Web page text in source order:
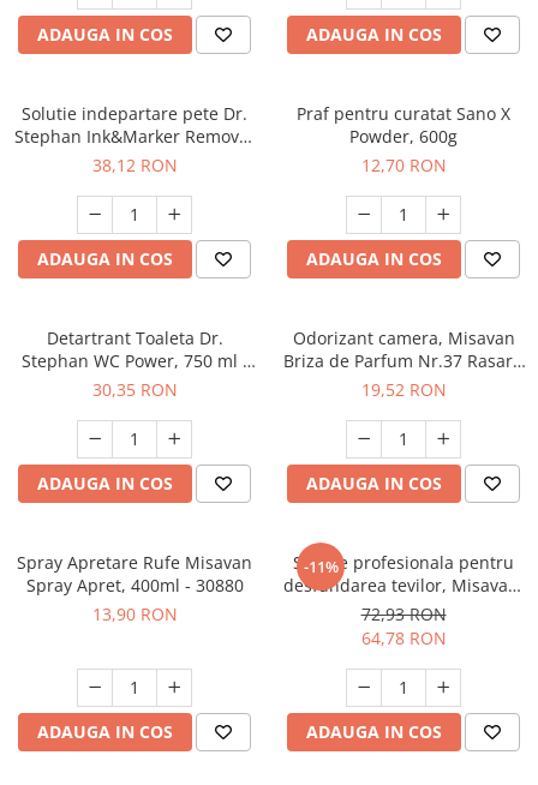
ADAUGA IN COS ADAUGA IN COS
Solutie indepartare pete Dr.
Stephan Ink&Marker Remover
750ml - 90013416
38,12 RON
ADAUGA IN COS
Praf pentru curatat Sano X
Powder, 600g
12,70 RON
ADAUGA IN COS
Detartrant Toaleta Dr.
Stephan WC Power, 750 ml -
90013478
30,35 RON
ADAUGA IN COS
Odorizant camera, Misavan
Briza de Parfum Nr.37 Rasarit
in Sardinia 200 ml - 90034916
19,52 RON
ADAUGA IN COS
Spray Apretare Rufe Misavan
Spray Apret, 400ml - 30880
13,90 RON
ADAUGA IN COS
-11%
Solutie profesionala pentru
desfundarea tevilor, Misavan,
Dr.Stephan Power Drain 1L -
90013010
72,93 RON
64,78 RON
ADAUGA IN COS